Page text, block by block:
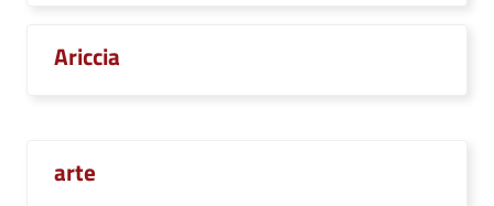
Ariccia
arte